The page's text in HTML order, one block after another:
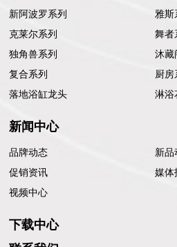
新阿波罗系列
雅斯
克莱尔系列
舞者
独角兽系列
沐藏
复合系列
厨房
落地浴缸龙头
淋浴
新闻中心
品牌动态
新品
促销资讯
媒体
视频中心
下载中心